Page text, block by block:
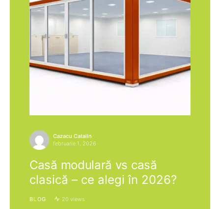
Cazacu Catalin
februarie 1, 2026
Casă modulară vs casă
clasică – ce alegi în 2026?
BLOG 20 views